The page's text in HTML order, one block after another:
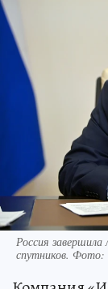
Россия
спутников. Фото: